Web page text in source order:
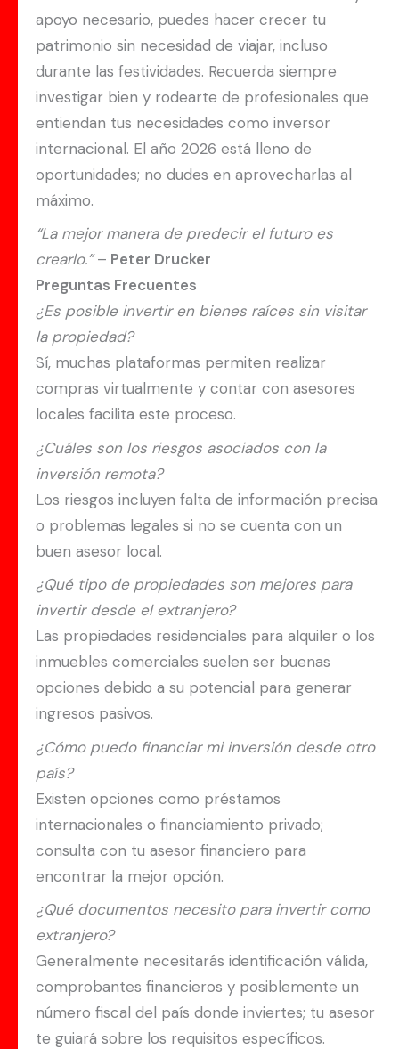
apoyo necesario, puedes hacer crecer tu
patrimonio sin necesidad de viajar, incluso
durante las festividades. Recuerda siempre
investigar bien y rodearte de profesionales que
entiendan tus necesidades como inversor
internacional. El año 2026 está lleno de
oportunidades; no dudes en aprovecharlas al
máximo.
“La mejor manera de predecir el futuro es
crearlo.”– Peter Drucker
Preguntas Frecuentes
¿Es posible invertir en bienes raíces sin visitar
la propiedad?
Sí, muchas plataformas permiten realizar
compras virtualmente y contar con asesores
locales facilita este proceso.
¿Cuáles son los riesgos asociados con la
inversión remota?
Los riesgos incluyen falta de información precisa
o problemas legales si no se cuenta con un
buen asesor local.
¿Qué tipo de propiedades son mejores para
invertir desde el extranjero?
Las propiedades residenciales para alquiler o los
inmuebles comerciales suelen ser buenas
opciones debido a su potencial para generar
ingresos pasivos.
¿Cómo puedo financiar mi inversión desde otro
país?
Existen opciones como préstamos
internacionales o financiamiento privado;
consulta con tu asesor financiero para
encontrar la mejor opción.
¿Qué documentos necesito para invertir como
extranjero?
Generalmente necesitarás identificación válida,
comprobantes financieros y posiblemente un
número fiscal del país donde inviertes; tu asesor
te guiará sobre los requisitos específicos.